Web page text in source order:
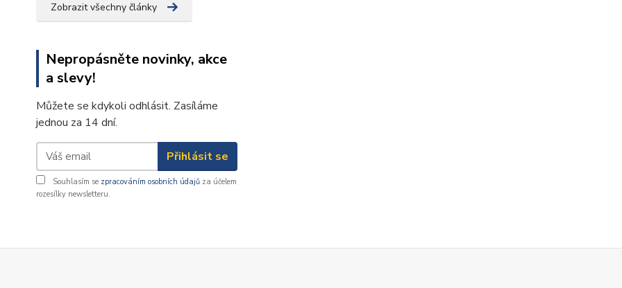
Zobrazit všechny články
Nepropásněte novinky, akce
a slevy!
Můžete se kdykoli odhlásit. Zasíláme
jednou za 14 dní.
Přihlásit se
Souhlasím se zpracováním osobních údajů za účelem
rozesílky newsletteru.